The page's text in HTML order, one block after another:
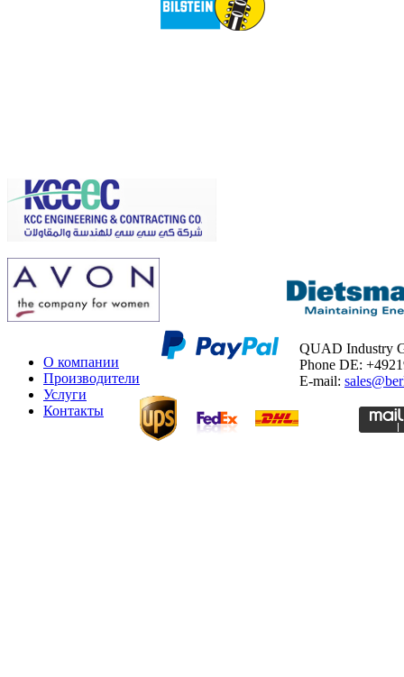
О компании
Производители
Услуги
Контакты
QUAD Industry
Phone DE:
E-mail: